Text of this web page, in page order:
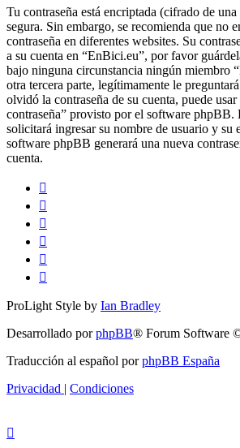
Tu contraseña está encriptada (cifrado de
segura. Sin embargo, se recomienda que no
contraseña en diferentes websites. Su
a su cuenta en “EnBici.eu”, por favor
bajo ninguna circunstancia ningún miembro
otra tercera parte, legítimamente le
olvidó la contraseña de su cuenta, puede
contraseña” provisto por el software phpBB.
solicitará ingresar su nombre de usuario y su
software phpBB generará una nueva
cuenta.
ProLight Style by Ian Bradley
Desarrollado porphpBB® Forum Software
Traducción al español porphpBB España
Privacidad | Condiciones